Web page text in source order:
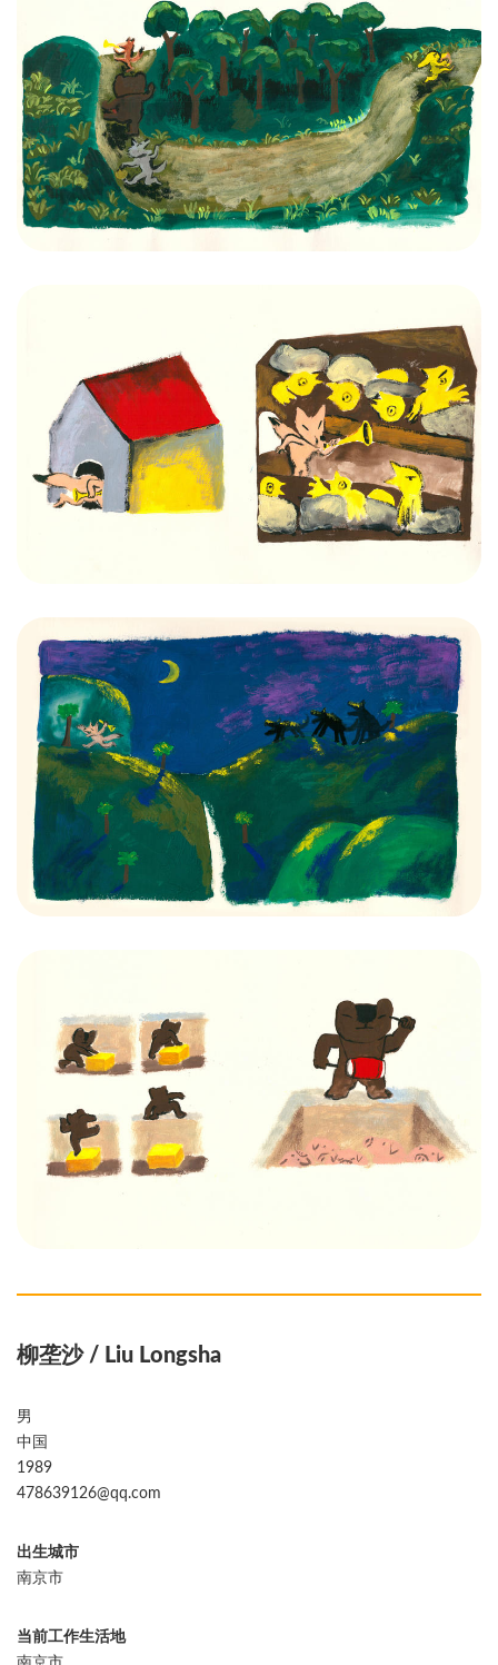
柳垄沙 / Liu Longsha
男
中国
1989
478639126@qq.com
出生城市
南京市
当前工作生活地